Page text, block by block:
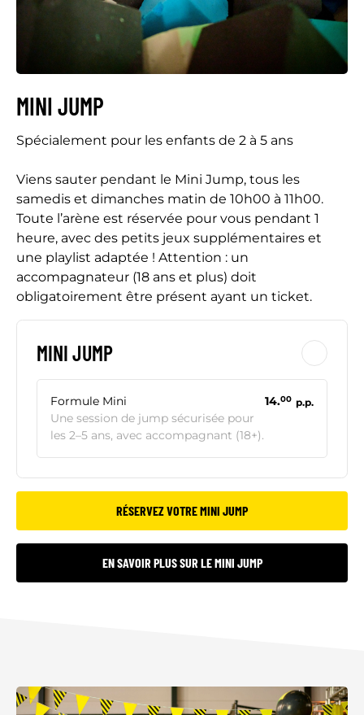
MINI JUMP
Spécialement pour les enfants de 2 à 5 ans
Viens sauter pendant le Mini Jump, tous les
samedis et dimanches matin de 10h00 à 11h00.
Toute l’arène est réservée pour vous pendant 1
heure, avec des petits jeux supplémentaires et
une playlist adaptée ! Attention : un
accompagnateur (18 ans et plus) doit
obligatoirement être présent ayant un ticket.
MINI JUMP
Formule Mini
Une session de jump sécurisée pour
les 2–5 ans, avec accompagnant (18+).
14.00 p.p.
RÉSERVEZ VOTRE MINI JUMP
EN SAVOIR PLUS SUR LE MINI JUMP